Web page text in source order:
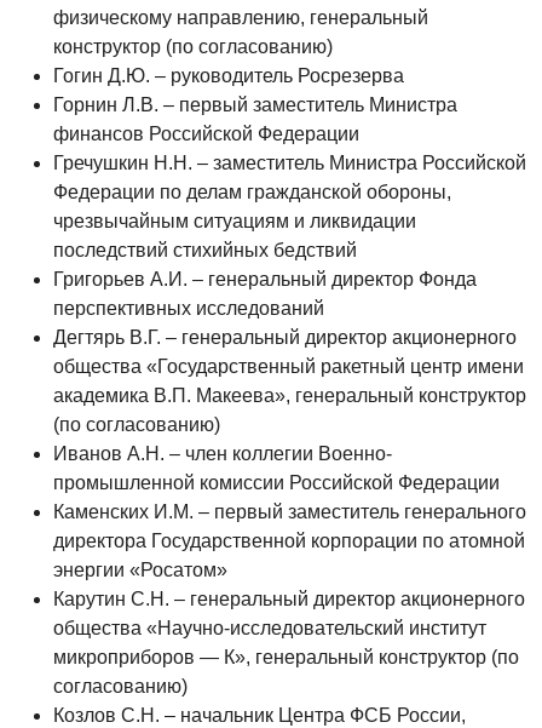
физическому направлению, генеральный
конструктор (по согласованию)
Гогин Д.Ю. – руководитель Росрезерва
Горнин Л.B. – первый заместитель Министра
финансов Российской Федерации
Гречушкин Н.Н. – заместитель Министра Российской
Федерации по делам гражданской обороны,
чрезвычайным ситуациям и ликвидации
последствий стихийных бедствий
Григорьев А.И. – генеральный директор Фонда
перспективных исследований
Дегтярь В.Г. – генеральный директор акционерного
общества «Государственный ракетный центр имени
академика В.П. Макеева», генеральный конструктор
(по согласованию)
Иванов А.Н. – член коллегии Военно-
промышленной комиссии Российской Федерации
Каменских И.М. – первый заместитель генерального
директора Государственной корпорации по атомной
энергии «Росатом»
Карутин С.Н. – генеральный директор акционерного
общества «Научно-исследовательский институт
микроприборов — К», генеральный конструктор (по
согласованию)
Козлов С.Н. – начальник Центра ФСБ России,